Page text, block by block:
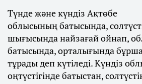
Түнде және күндіз Ақтөбе
облысының батысында,
шығысында найзағай ойнап,
батысында, орталығында
тұрады деп күтіледі. Күндіз
оңтүстігінде батыстан,